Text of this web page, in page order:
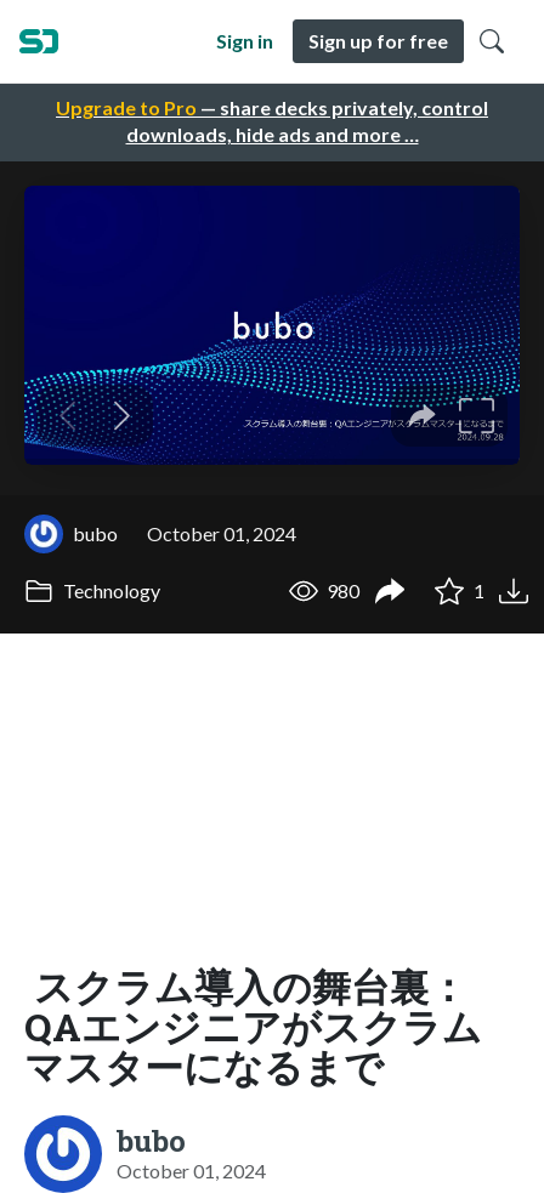
Upgrade to Pro — share decks privately, control
downloads, hide ads and more …
Sign in Sign up for free
bubo October 01, 2024
Technology 980 1
スクラム導入の舞台裏：
QAエンジニアがスクラム
マスターになるまで
bubo
October 01, 2024